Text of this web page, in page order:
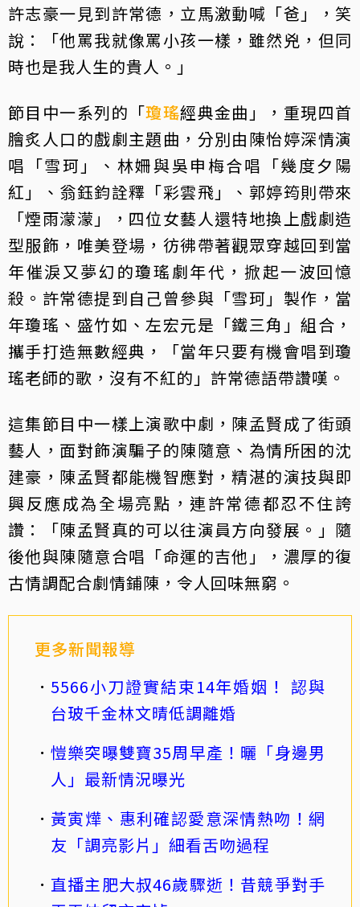
許志豪一見到許常德，立馬激動喊「爸」，笑
說：「他罵我就像罵小孩一樣，雖然兇，但同
時也是我人生的貴人。」
節目中一系列的「瓊瑤經典金曲」，重現四首
膾炙人口的戲劇主題曲，分別由陳怡婷深情演
唱「雪珂」、林姍與吳申梅合唱「幾度夕陽
紅」、翁鈺鈞詮釋「彩雲飛」、郭婷筠則帶來
「煙雨濛濛」，四位女藝人還特地換上戲劇造
型服飾，唯美登場，彷彿帶著觀眾穿越回到當
年催淚又夢幻的瓊瑤劇年代，掀起一波回憶
殺。許常德提到自己曾參與「雪珂」製作，當
年瓊瑤、盛竹如、左宏元是「鐵三角」組合，
攜手打造無數經典，「當年只要有機會唱到瓊
瑤老師的歌，沒有不紅的」許常德語帶讚嘆。
這集節目中一樣上演歌中劇，陳孟賢成了街頭
藝人，面對飾演騙子的陳隨意、為情所困的沈
建豪，陳孟賢都能機智應對，精湛的演技與即
興反應成為全場亮點，連許常德都忍不住誇
讚：「陳孟賢真的可以往演員方向發展。」隨
後他與陳隨意合唱「命運的吉他」，濃厚的復
古情調配合劇情鋪陳，令人回味無窮。
更多新聞報導
5566小刀證實結束14年婚姻！ 認與
台玻千金林文晴低調離婚
愷樂突曝雙寶35周早產！曬「身邊男
人」最新情況曝光
黃寅燁、惠利確認愛意深情熱吻！網
友「調亮影片」細看舌吻過程
直播主肥大叔46歲驟逝！昔競爭對手